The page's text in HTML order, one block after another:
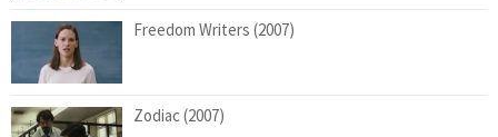
Freedom Writers (2007)
Zodiac (2007)